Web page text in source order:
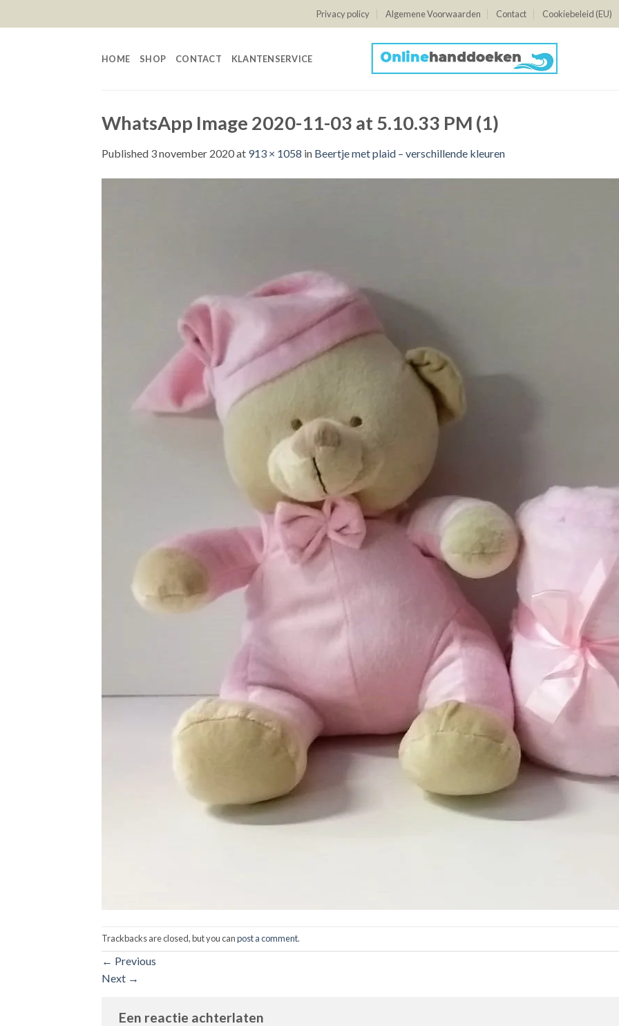
to
Privacy policy Algemene Voorwaarden Contact Cookiebeleid (EU)
HOME SHOP CONTACT KLANTENSERVICE
WhatsApp Image 2020-11-03 at 5.10.33 PM (1)
Published 3 november 2020at 913 × 1058 in Beertje met plaid – verschillende kleuren
Trackbacks are closed, but you canpost a comment.
← Previous
Next →
Een reactie achterlaten